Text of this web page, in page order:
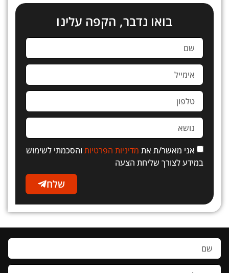
בואו נדבר, הקפה עלינו
אני מאשר/ת את מדיניות הפרטיות והסכמתי לשימוש
במידע לצורך שליחת הצעה
שלח